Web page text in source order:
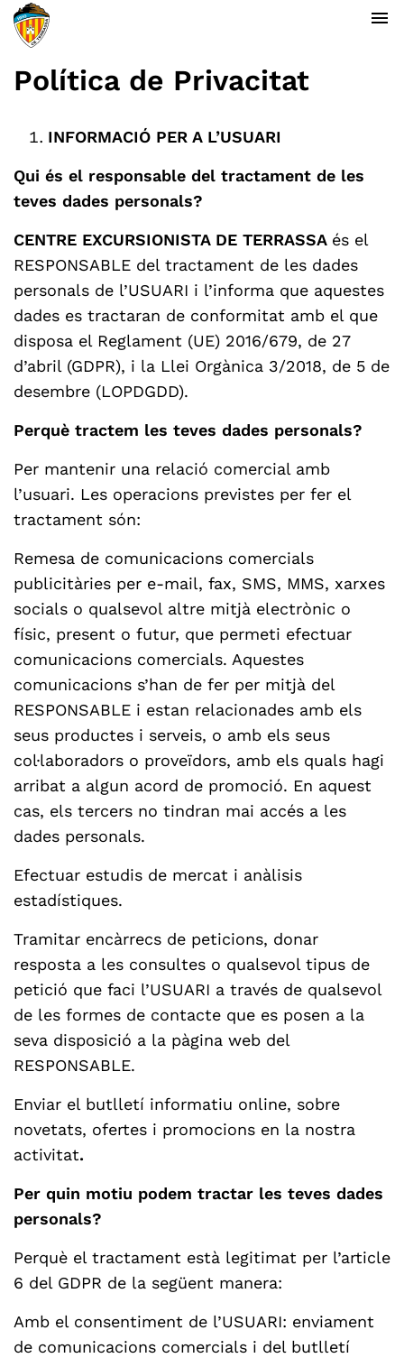
menu
Política de Privacitat
INFORMACIÓ PER A L’USUARI
Qui és el responsable del tractament de les
teves dades personals?
CENTRE EXCURSIONISTA DE TERRASSA és el
RESPONSABLE del tractament de les dades
personals de l’USUARI i l’informa que aquestes
dades es tractaran de conformitat amb el que
disposa el Reglament (UE) 2016/679, de 27
d’abril (GDPR), i la Llei Orgànica 3/2018, de 5 de
desembre (LOPDGDD).
Perquè tractem les teves dades personals?
Per mantenir una relació comercial amb
l’usuari. Les operacions previstes per fer el
tractament són:
Remesa de comunicacions comercials
publicitàries per e-mail, fax, SMS, MMS, xarxes
socials o qualsevol altre mitjà electrònic o
físic, present o futur, que permeti efectuar
comunicacions comercials. Aquestes
comunicacions s’han de fer per mitjà del
RESPONSABLE i estan relacionades amb els
seus productes i serveis, o amb els seus
col·laboradors o proveïdors, amb els quals hagi
arribat a algun acord de promoció. En aquest
cas, els tercers no tindran mai accés a les
dades personals.
Efectuar estudis de mercat i anàlisis
estadístiques.
Tramitar encàrrecs de peticions, donar
resposta a les consultes o qualsevol tipus de
petició que faci l’USUARI a través de qualsevol
de les formes de contacte que es posen a la
seva disposició a la pàgina web del
RESPONSABLE.
Enviar el butlletí informatiu online, sobre
novetats, ofertes i promocions en la nostra
activitat.
Per quin motiu podem tractar les teves dades
personals?
Perquè el tractament està legitimat per l’article
6 del GDPR de la següent manera:
Amb el consentiment de l’USUARI: enviament
de comunicacions comercials i del butlletí